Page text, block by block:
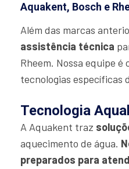
Aquakent, Bosch e
Além das marcas
assistência técnica
Rheem. Nossa equipe é
tecnologias específicas
Tecnologia
A Aquakent traz
aquecimento de água.
preparados para